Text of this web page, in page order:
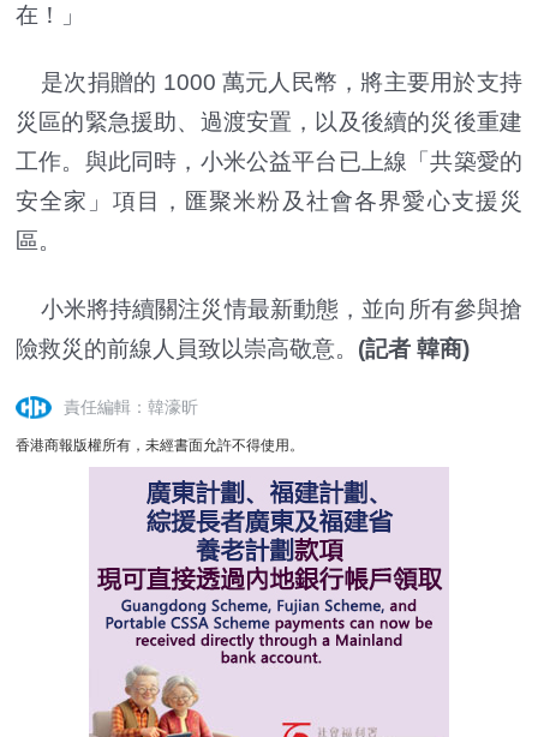
在！」
是次捐贈的 1000 萬元人民幣，將主要用於支持
災區的緊急援助、過渡安置，以及後續的災後重建
工作。與此同時，小米公益平台已上線「共築愛的
安全家」項目，匯聚米粉及社會各界愛心支援災
區。
小米將持續關注災情最新動態，並向所有參與搶
險救災的前線人員致以崇高敬意。 (記者 韓商)
責任編輯：韓濠昕
香港商報版權所有，未經書面允許不得使用。